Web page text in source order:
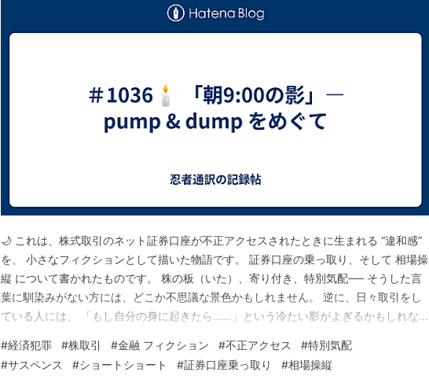
🌙 これは、株式取引のネット証券口座が不正アクセスされたときに生まれる “違和感”
を、 小さなフィクションとして描いた物語です。 証券口座の乗っ取り、そして 相場操
縦 について書かれたものです。 株の板（いた）、寄り付き、特別気配── そうした言
葉に馴染みがない方には、どこか不思議な景色かもしれません。 逆に、日々取引をし
ている人には、 「もし自分の身に起きたら……」という冷たい影がよぎるかもしれな
らすための一編です。 ◆夜の三時すぎ。 静まり返った部屋のなかで、ひとつの薄い画
面だけが青白く光っている。 男の指…
#経済犯罪 #株取引 #金融 フィクション #不正アクセス #特別気配
#サスペンス #ショートショート #証券口座乗っ取り #相場操縦